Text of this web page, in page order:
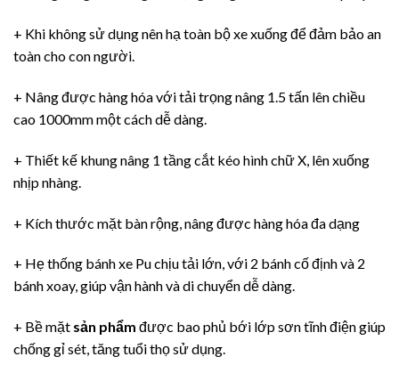
+ Khi không sử dụng nên hạ toàn bộ xe xuống để đảm bảo an
toàn cho con người.
+ Nâng được hàng hóa với tải trọng nâng 1.5 tấn lên chiều
cao 1000mm một cách dễ dàng.
+ Thiết kế khung nâng 1 tầng cắt kéo hình chữ X, lên xuống
nhịp nhàng.
+ Kích thước mặt bàn rộng, nâng được hàng hóa đa dạng
+ Hẹ thống bánh xe Pu chịu tải lớn, với 2 bánh cố định và 2
bánh xoay, giúp vận hành và di chuyển dễ dàng.
+ Bề mặt sản phẩm được bao phủ bới lớp sơn tĩnh điện giúp
chống gỉ sét, tăng tuổi thọ sử dụng.